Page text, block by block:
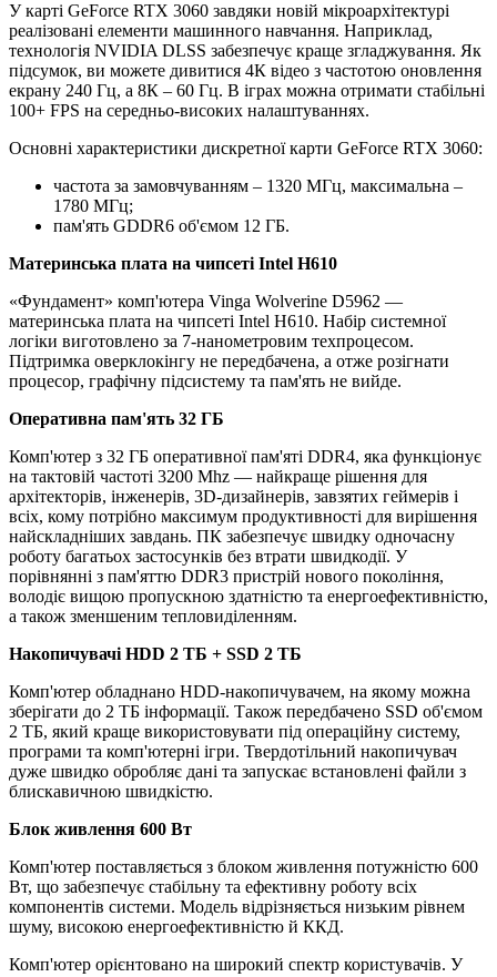
У карті GeForce RTX 3060 завдяки новій мікроархітектурі
реалізовані елементи машинного навчання. Наприклад,
технологія NVIDIA DLSS забезпечує краще згладжування. Як
підсумок, ви можете дивитися 4К відео з частотою оновлення
екрану 240 Гц, а 8К – 60 Гц. В іграх можна отримати стабільні
100+ FPS на середньо-високих налаштуваннях.
Основні характеристики дискретної карти GeForce RTX 3060:
частота за замовчуванням – 1320 МГц, максимальна –
1780 МГц;
пам'ять GDDR6 об'ємом 12 ГБ.
Материнська плата на чипсеті Intel H610
«Фундамент» комп'ютера Vinga Wolverine D5962 —
материнська плата на чипсеті Intel H610. Набір системної
логіки виготовлено за 7-нанометровим техпроцесом.
Підтримка оверклокінгу не передбачена, а отже розігнати
процесор, графічну підсистему та пам'ять не вийде.
Оперативна пам'ять 32 ГБ
Комп'ютер з 32 ГБ оперативної пам'яті DDR4, яка функціонує
на тактовій частоті 3200 Mhz — найкраще рішення для
архітекторів, інженерів, 3D-дизайнерів, завзятих геймерів і
всіх, кому потрібно максимум продуктивності для вирішення
найскладніших завдань. ПК забезпечує швидку одночасну
роботу багатьох застосунків без втрати швидкодії. У
порівнянні з пам'яттю DDR3 пристрій нового покоління,
володіє вищою пропускною здатністю та енергоефективністю,
а також зменшеним тепловиділенням.
Накопичувачі HDD 2 TБ + SSD 2 ТБ
Комп'ютер обладнано HDD-накопичувачем, на якому можна
зберігати до 2 ТБ інформації. Також передбачено SSD об'ємом
2 ТБ, який краще використовувати під операційну систему,
програми та комп'ютерні ігри. Твердотільний накопичувач
дуже швидко обробляє дані та запускає встановлені файли з
блискавичною швидкістю.
Блок живлення 600 Вт
Комп'ютер поставляється з блоком живлення потужністю 600
Вт, що забезпечує стабільну та ефективну роботу всіх
компонентів системи. Модель відрізняється низьким рівнем
шуму, високою енергоефективністю й ККД.
Комп'ютер орієнтовано на широкий спектр користувачів. У